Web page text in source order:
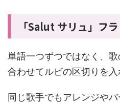
「Salut サリュ」フ
単語一つずつではなく、
合わせてルビの区切りを入
同じ歌手でもアレンジや